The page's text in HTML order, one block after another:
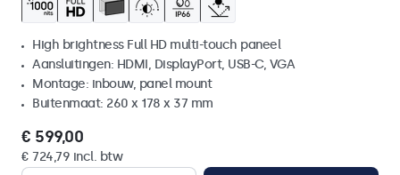
High brightness Full HD multi-touch paneel
Aansluitingen: HDMI, DisplayPort, USB-C, VGA
Montage: inbouw, panel mount
Buitenmaat: 260 x 178 x 37 mm
€ 599,00
€ 724,79 incl. btw